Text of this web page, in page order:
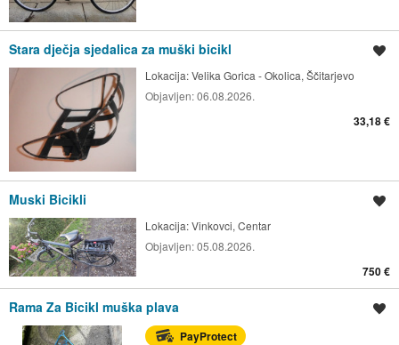
Stara dječja sjedalica za muški bicikl
Lokacija:Velika Gorica - Okolica, Ščitarjevo
Objavljen:06.08.2026.
33,18 €
Muski Bicikli
Lokacija:Vinkovci, Centar
Objavljen:05.08.2026.
750 €
Rama Za Bicikl muška plava
PayProtect